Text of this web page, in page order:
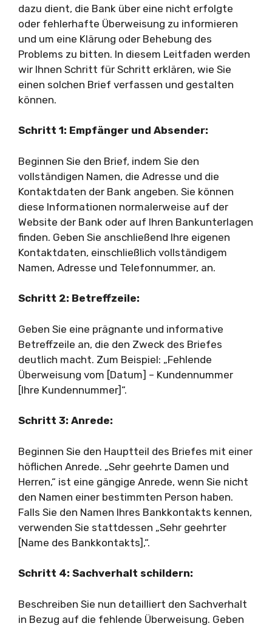
dazu dient, die Bank über eine nicht erfolgte
oder fehlerhafte Überweisung zu informieren
und um eine Klärung oder Behebung des
Problems zu bitten. In diesem Leitfaden werden
wir Ihnen Schritt für Schritt erklären, wie Sie
einen solchen Brief verfassen und gestalten
können.
Schritt 1: Empfänger und Absender:
Beginnen Sie den Brief, indem Sie den
vollständigen Namen, die Adresse und die
Kontaktdaten der Bank angeben. Sie können
diese Informationen normalerweise auf der
Website der Bank oder auf Ihren Bankunterlagen
finden. Geben Sie anschließend Ihre eigenen
Kontaktdaten, einschließlich vollständigem
Namen, Adresse und Telefonnummer, an.
Schritt 2: Betreffzeile:
Geben Sie eine prägnante und informative
Betreffzeile an, die den Zweck des Briefes
deutlich macht. Zum Beispiel: „Fehlende
Überweisung vom [Datum] – Kundennummer
[Ihre Kundennummer]“.
Schritt 3: Anrede:
Beginnen Sie den Hauptteil des Briefes mit einer
höflichen Anrede. „Sehr geehrte Damen und
Herren,“ ist eine gängige Anrede, wenn Sie nicht
den Namen einer bestimmten Person haben.
Falls Sie den Namen Ihres Bankkontakts kennen,
verwenden Sie stattdessen „Sehr geehrter
[Name des Bankkontakts],“.
Schritt 4: Sachverhalt schildern:
Beschreiben Sie nun detailliert den Sachverhalt
in Bezug auf die fehlende Überweisung. Geben